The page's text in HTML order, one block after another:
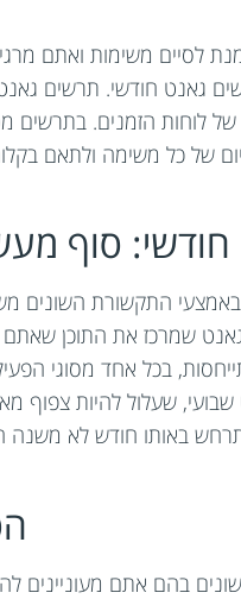
לסיים משימות ואתם
גאנט חודשי. תרשים
לוחות הזמנים. בתרשים
של כל משימה ולתאם
חודשי: סוף
באמצעי התקשורת השונים
שמרכז את התוכן שאתם
בכל אחד מסוגי
שעלול להיות צפוף
באותו חודש לא
בהם אתם מעוניינים